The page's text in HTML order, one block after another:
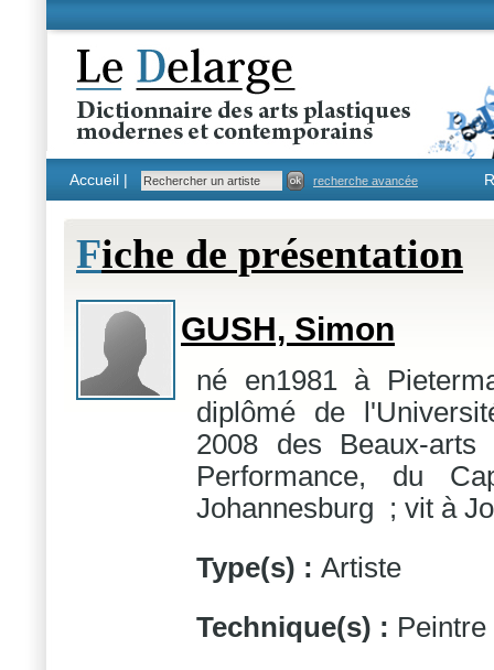
Accueil | recherche avancée
Fiche de présentation
GUSH, Simon
né en1981 à
diplômé de
2008 des Beaux-
Performance, du
Johannesburg ; vit à
Type(s) : Artiste
Technique(s) : Peintre